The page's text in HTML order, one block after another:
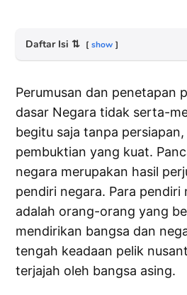
Daftar Isi ⇅ show
Perumusan dan penetapan
dasar Negara tidak serta-
begitu saja tanpa
pembuktian yang kuat.
negara merupakan hasil
pendiri negara. Para pendiri
adalah orang-orang yang
mendirikan bangsa dan
tengah keadaan pelik
terjajah oleh bangsa asing.